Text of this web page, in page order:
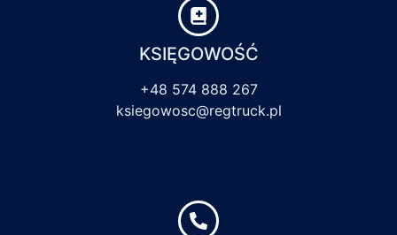
KSIĘGOWOŚĆ
+48 574 888 267
ksiegowosc@regtruck.pl